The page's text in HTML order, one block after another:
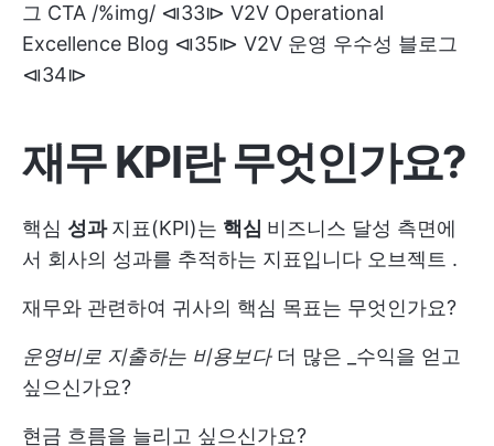
그 CTA /%img/ ⧏33⧐ V2V Operational
Excellence Blog ⧏35⧐ V2V 운영 우수성 블로그
⧏34⧐
재무 KPI란 무엇인가요?
핵심 성과지표(KPI)는 핵심 비즈니스 달성 측면에
서 회사의 성과를 추적하는 지표입니다 오브젝트 .
재무와 관련하여 귀사의 핵심 목표는 무엇인가요?
운영비로 지출하는 비용보다 더 많은 _수익을 얻고
싶으신가요?
현금 흐름을 늘리고 싶으신가요?